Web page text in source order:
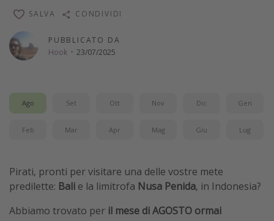
PUBBLICATO DA
Hook · 23/07/2025
SALVA CONDIVIDI
Ago Set Ott Nov Dic Gen
Feb Mar Apr Mag Giu Lug
Pirati, pronti per visitare una delle vostre mete
predilette: Bali e la limitrofa Nusa Penida, in Indonesia?
Abbiamo trovato per il mese di AGOSTO ormai